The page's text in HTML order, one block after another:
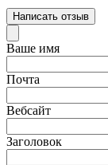
Написать отзыв
Ваше имя
Почта
Вебсайт
Заголовок